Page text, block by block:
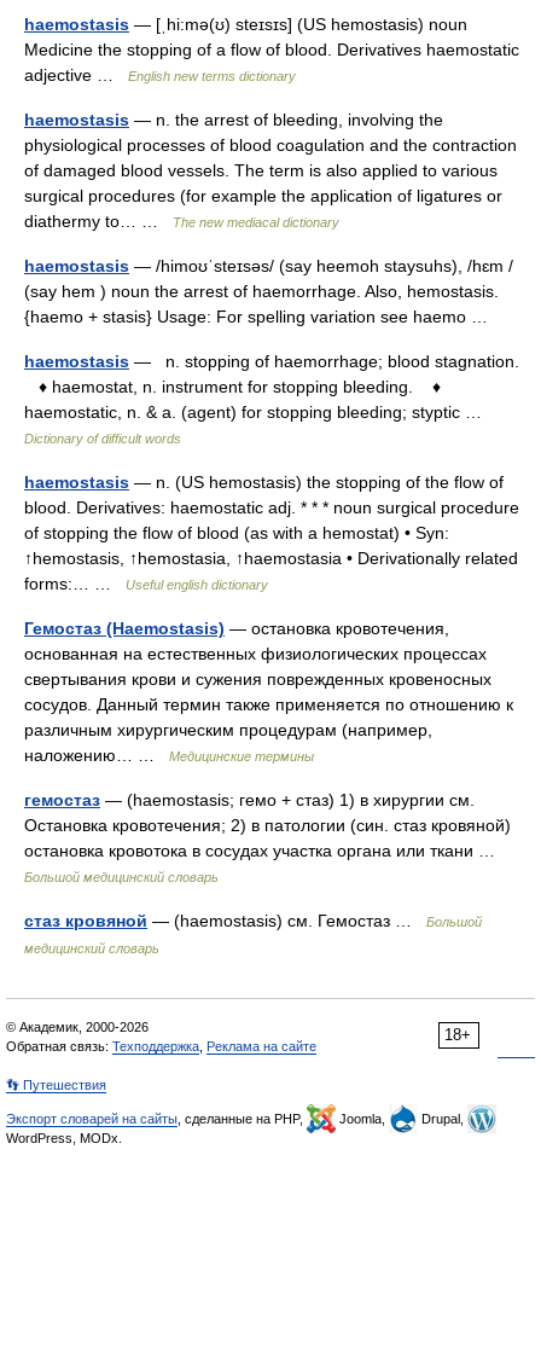
haemostasis — [ˌhi:mə(ʊ) steɪsɪs] (US hemostasis) noun
Medicine the stopping of a flow of blood. Derivatives haemostatic
adjective …
English new terms dictionary
haemostasis — n. the arrest of bleeding, involving the
physiological processes of blood coagulation and the contraction
of damaged blood vessels. The term is also applied to various
surgical procedures (for example the application of ligatures or
diathermy to… …
The new mediacal dictionary
haemostasis — /himoʊˈsteɪsəs/ (say heemoh staysuhs), /hɛm /
(say hem ) noun the arrest of haemorrhage. Also, hemostasis.
{haemo + stasis} Usage: For spelling variation see haemo …
haemostasis — n. stopping of haemorrhage; blood stagnation.
♦ haemostat, n. instrument for stopping bleeding. ♦
haemostatic, n. & a. (agent) for stopping bleeding; styptic …
Dictionary of difficult words
haemostasis — n. (US hemostasis) the stopping of the flow of
blood. Derivatives: haemostatic adj. * * * noun surgical procedure
of stopping the flow of blood (as with a hemostat) • Syn:
↑hemostasis, ↑hemostasia, ↑haemostasia • Derivationally related
forms:… …
Useful english dictionary
Гемостаз (Haemostasis) — остановка кровотечения,
основанная на естественных физиологических процессах
свертывания крови и сужения поврежденных кровеносных
сосудов. Данный термин также применяется по отношению к
различным хирургическим процедурам (например,
наложению… …
Медицинские термины
гемостаз — (haemostasis; гемо + стаз) 1) в хирургии см.
Остановка кровотечения; 2) в патологии (син. стаз кровяной)
остановка кровотока в сосудах участка органа или ткани …
Большой медицинский словарь
стаз кровяной — (haemostasis) см. Гемостаз …
Большой
медицинский словарь
18+
© Академик, 2000-2026
Обратная связь: Техподдержка Реклама на сайте
👣 Путешествия
Экспорт словарей на сайты , сделанные на PHP, Joomla,
Drupal,
WordPress, MODx.